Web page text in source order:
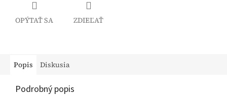
OPÝTAŤ SA ZDIEĽAŤ
Popis Diskusia
Podrobný popis